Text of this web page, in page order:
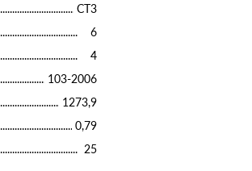
СТ3
6
4
103-2006
1273,9
0,79
25